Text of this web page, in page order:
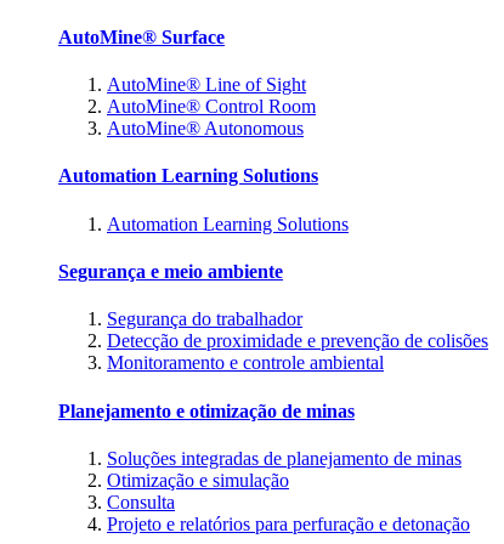
AutoMine® Surface
AutoMine® Line of Sight
AutoMine® Control Room
AutoMine® Autonomous
Automation Learning Solutions
Automation Learning Solutions
Segurança e meio ambiente
Segurança do trabalhador
Detecção de proximidade e prevenção de colisões
Monitoramento e controle ambiental
Planejamento e otimização de minas
Soluções integradas de planejamento de minas
Otimização e simulação
Consulta
Projeto e relatórios para perfuração e detonação